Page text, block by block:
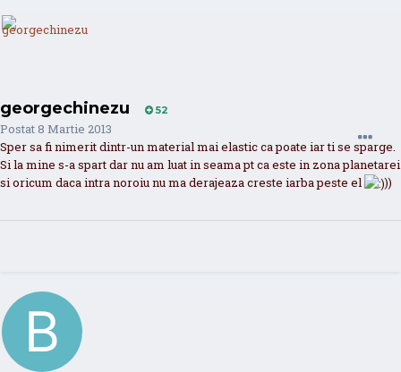
georgechinezu 52
Postat 8 Martie 2013
Sper sa fi nimerit dintr-un material mai elastic ca poate iar ti se sparge.
Si la mine s-a spart dar nu am luat in seama pt ca este in zona planetarei
si oricum daca intra noroiu nu ma derajeaza creste iarba peste el
))